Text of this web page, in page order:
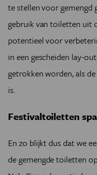
te stellen voor gemengd
gebruik van toiletten uit
potentieel voor
in een gescheiden lay-
getrokken worden, als
is.
Festivaltoiletten
En zo blijkt dus dat we
de gemengde toiletten